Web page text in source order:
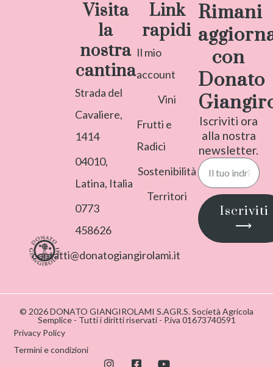
Visita
la
nostra
cantina
Strada del
Cavaliere,
1414
04010,
Latina, Italia
0773
458626
contatti@donatogiangirolami.it
Link
rapidi
Il mio
account
Vini
Frutti e
Radici
Sostenibilità
Territori
Rimani
con
Donato
Iscriviti ora
alla nostra
newsletter.
Iscriviti
⟶
© 2026 DONATO GIANGIROLAMI S.AGR.S. Società Agricola
Semplice - Tutti i diritti riservati - P.iva 01673740591
Privacy Policy
Termini e condizioni